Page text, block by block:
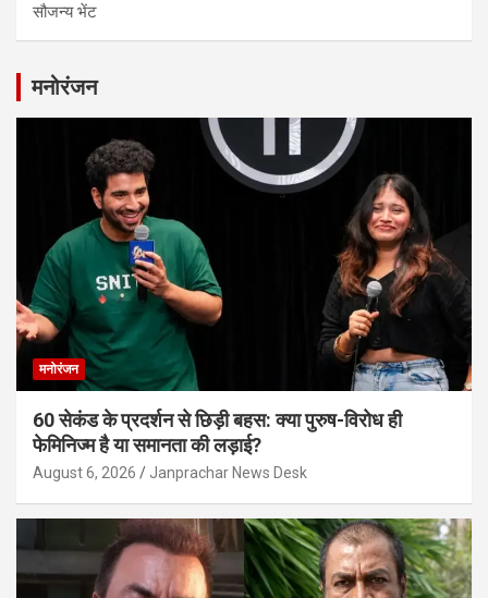
सौजन्य भेंट
मनोरंजन
मनोरंजन
60 सेकंड के प्रदर्शन से छिड़ी बहस: क्या पुरुष-विरोध ही
फेमिनिज्म है या समानता की लड़ाई?
August 6, 2026 Janprachar News Desk